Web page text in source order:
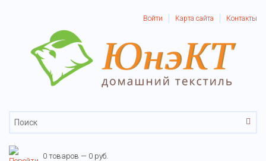
Войти Карта сайта Контакты
0 товаров — 0 руб.